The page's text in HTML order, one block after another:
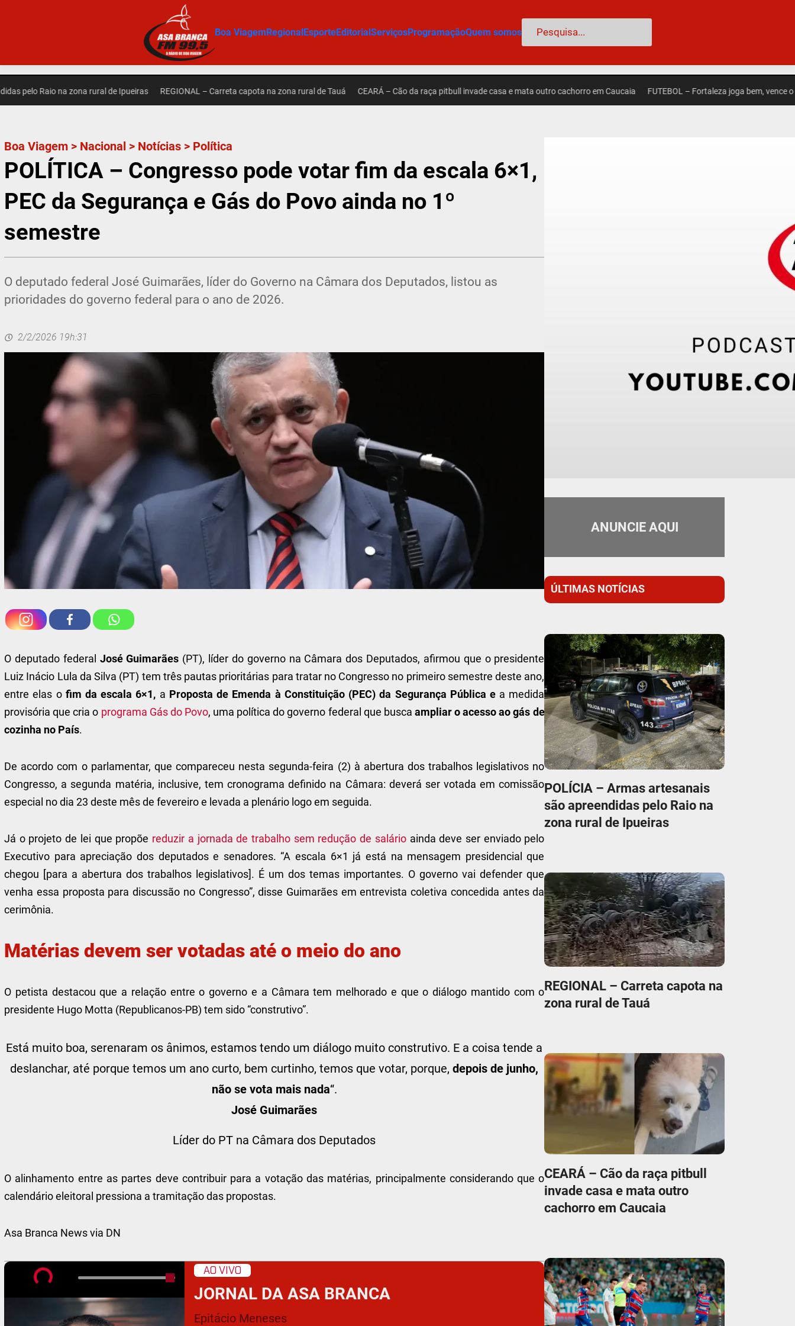
Boa ViagemRegionalEsporteEditorialServiçosProgramaçãoQuem somos Pesquisar
Raio na zona rural de Ipueiras REGIONAL – Carreta capota na zona rural de Tauá CEARÁ – Cão da raça pitbull invade casa e mata outro cachorro em Caucaia FUTEBOL – Fortaleza joga bem, vence o
Boa Viagem > Nacional > Notícias > Política
POLÍTICA – Congresso pode votar fim da escala 6×1,
PEC da Segurança e Gás do Povo ainda no 1º
semestre
O deputado federal José Guimarães, líder do Governo na Câmara dos Deputados, listou as
prioridades do governo federal para o ano de 2026.
2/2/2026 19h:31
O deputado federal José Guimarães (PT), líder do governo na Câmara dos Deputados, afirmou que o presidente
Luiz Inácio Lula da Silva (PT) tem três pautas prioritárias para tratar no Congresso no primeiro semestre deste ano,
entre elas o fim da escala 6×1, a Proposta de Emenda à Constituição (PEC) da Segurança Pública e a medida
provisória que cria o programa Gás do Povo, uma política do governo federal que busca ampliar o acesso ao gás de
cozinha no País.
De acordo com o parlamentar, que compareceu nesta segunda-feira (2) à abertura dos trabalhos legislativos no
Congresso, a segunda matéria, inclusive, tem cronograma definido na Câmara: deverá ser votada em comissão
especial no dia 23 deste mês de fevereiro e levada a plenário logo em seguida.
Já o projeto de lei que propõe reduzir a jornada de trabalho sem redução de salárioainda deve ser enviado pelo
Executivo para apreciação dos deputados e senadores. “A escala 6×1 já está na mensagem presidencial que
chegou [para a abertura dos trabalhos legislativos]. É um dos temas importantes. O governo vai defender que
venha essa proposta para discussão no Congresso”, disse Guimarães em entrevista coletiva concedida antes da
cerimônia.
Matérias devem ser votadas até o meio do ano
O petista destacou que a relação entre o governo e a Câmara tem melhorado e que o diálogo mantido com o
presidente Hugo Motta (Republicanos-PB) tem sido “construtivo”.
Está muito boa, serenaram os ânimos, estamos tendo um diálogo muito construtivo. E a coisa tende a
deslanchar, até porque temos um ano curto, bem curtinho, temos que votar, porque,depois de junho,
não se vota mais nada“.
José Guimarães
Líder do PT na Câmara dos Deputados
O alinhamento entre as partes deve contribuir para a votação das matérias, principalmente considerando que o
calendário eleitoral pressiona a tramitação das propostas.
Asa Branca News via DN
AO VIVO
JORNAL DA ASA BRANCA
Epitácio Meneses
ANUNCIE AQUI
ÚLTIMAS NOTÍCIAS
POLÍCIA – Armas artesanais
são apreendidas pelo Raio na
zona rural de Ipueiras
REGIONAL – Carreta capota na
zona rural de Tauá
CEARÁ – Cão da raça pitbull
invade casa e mata outro
cachorro em Caucaia